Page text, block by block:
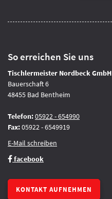
So erreichen Sie uns
Tischlermeister Nordbeck GmbH
Bauerschaft 6
48455 Bad Bentheim
Telefon:05922 - 654990
Fax:05922 - 6549919
E-Mail schreiben
facebook
KONTAKT AUFNEHMEN